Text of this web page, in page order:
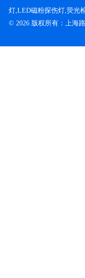
灯,LED磁粉探伤灯,荧光
© 2026 版权所有：上海